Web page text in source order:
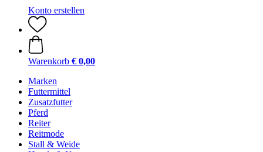
Konto erstellen
Warenkorb € 0,00
Marken
Futtermittel
Zusatzfutter
Pferd
Reiter
Reitmode
Stall & Weide